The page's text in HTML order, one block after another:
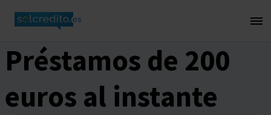
Préstamos de 200
euros al instante